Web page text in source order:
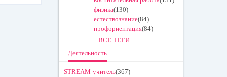
физика(130)
естествознание(84)
профориентация(84)
ВСЕ ТЕГИ
Деятельность
STREAM-учитель(367)